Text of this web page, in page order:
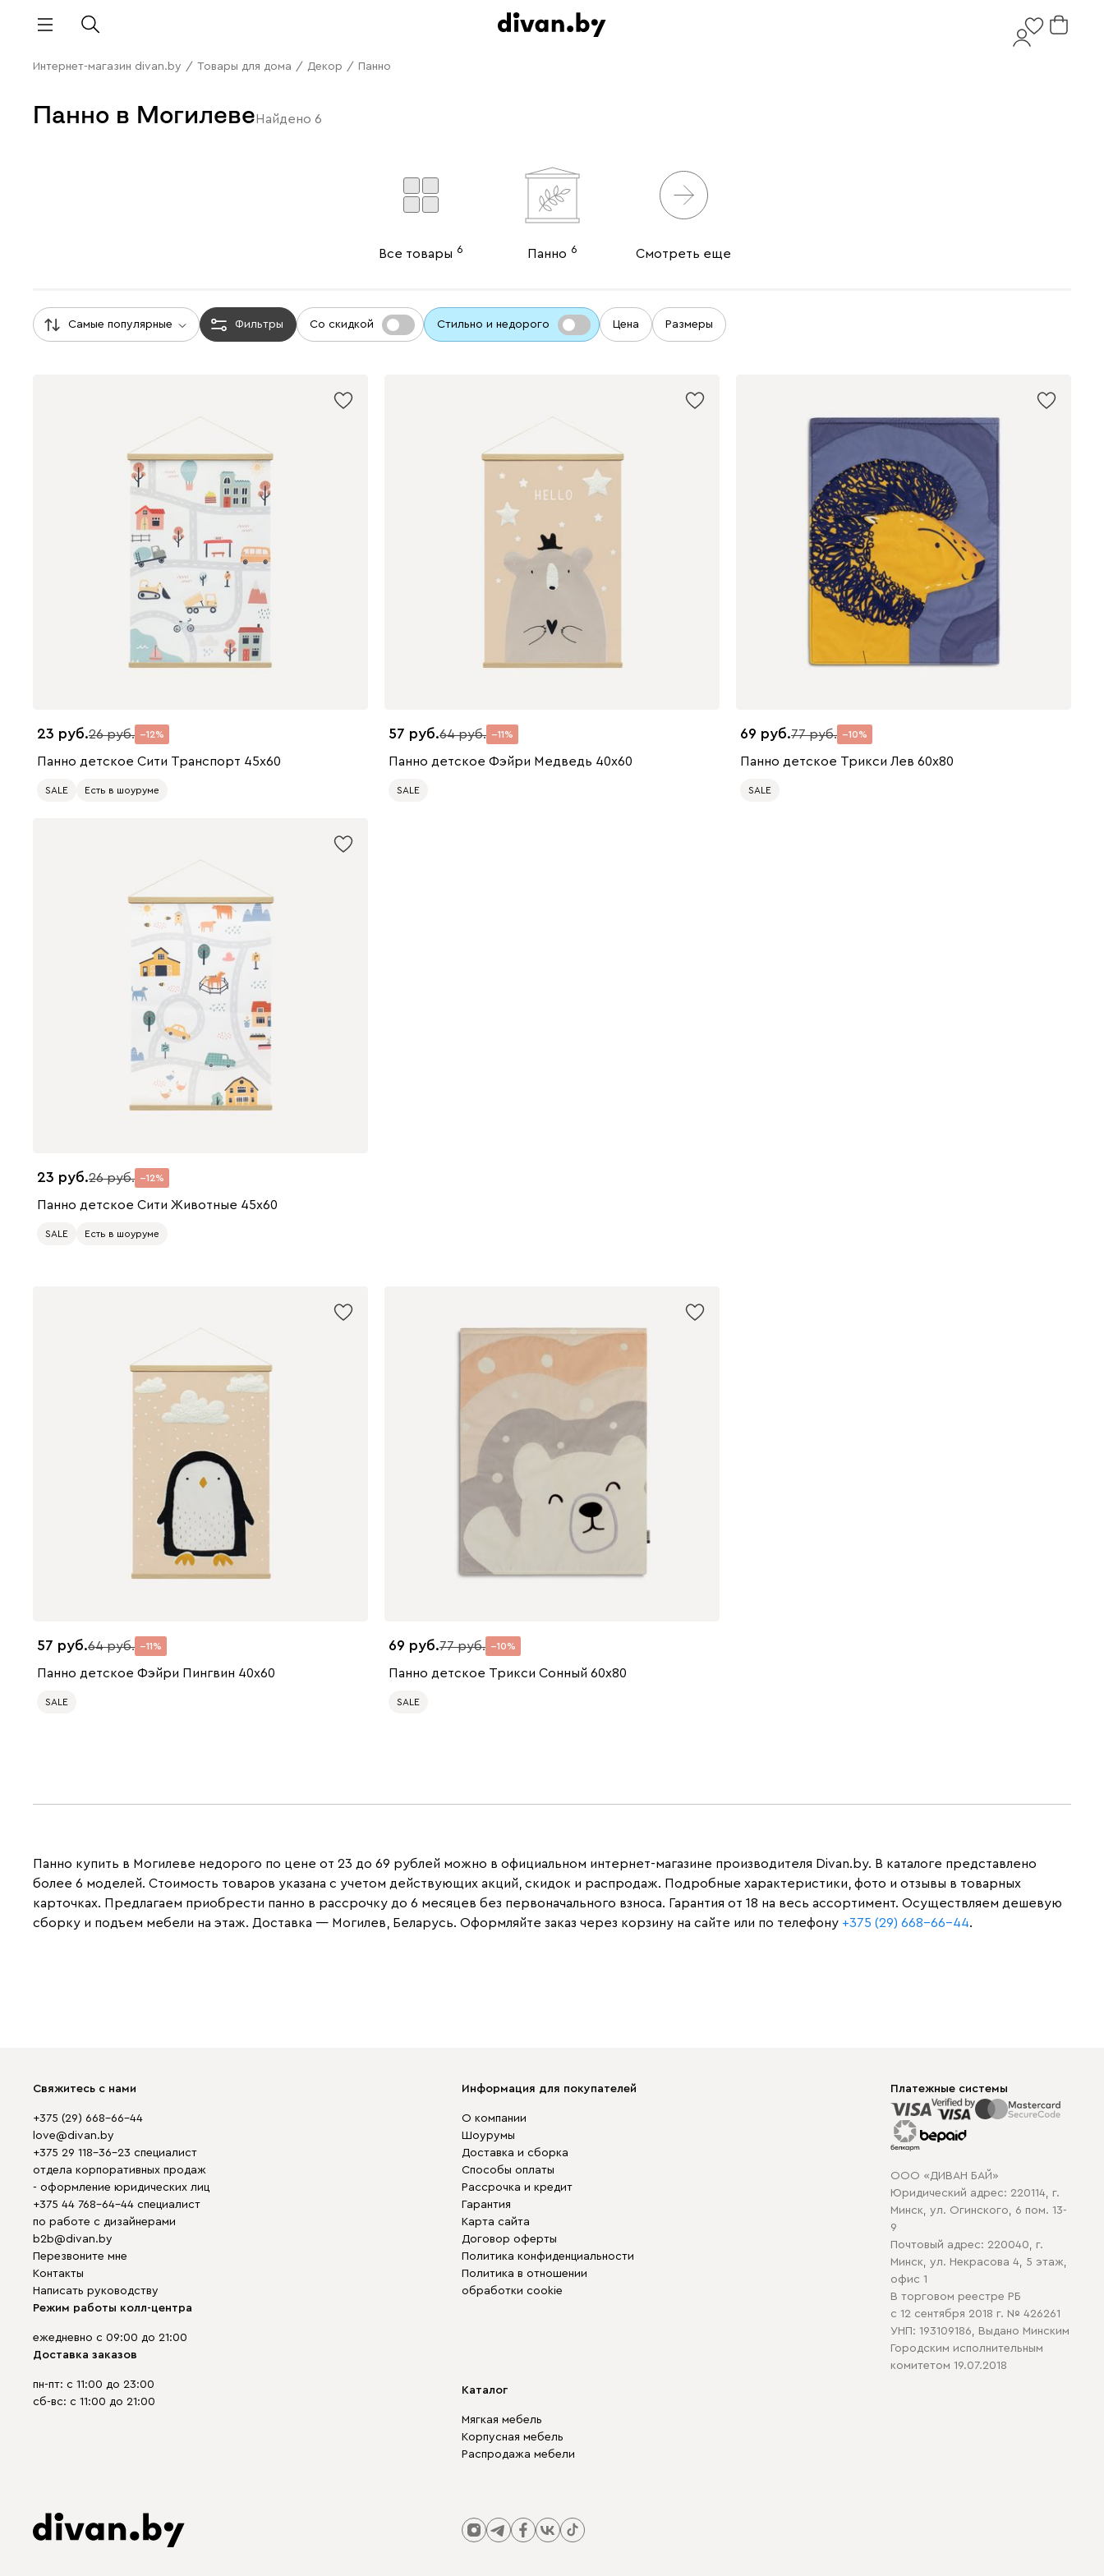
Интернет-магазин divan.by / Товары для дома / Декор / Панно
Панно в Могилеве Найдено 6
Все товары 6 Панно 6 Смотреть еще
Самые популярные Фильтры Со скидкой Стильно и недорого Цена Размеры
23 26 12
Панно детское Сити Транспорт 45x60
SALE Есть в шоуруме
57 64 11
Панно детское Фэйри Медведь 40x60
SALE
69 77 10
Панно детское Трикси Лев 60x80
SALE
23 26 12
Панно детское Сити Животные 45x60
SALE Есть в шоуруме
57 64 11
Панно детское Фэйри Пингвин 40x60
SALE
69 77 10
Панно детское Трикси Сонный 60x80
SALE
Панно купить в Могилеве недорого по цене от 23 до 69 рублей можно в официальном интернет-магазине производителя Divan.by. В каталоге представлено
более 6 моделей. Стоимость товаров указана с учетом действующих акций, скидок и распродаж. Подробные характеристики, фото и отзывы в товарных
карточках. Предлагаем приобрести панно в рассрочку до 6 месяцев без первоначального взноса. Гарантия от 18 на весь ассортимент. Осуществляем дешевую
сборку и подъем мебели на этаж. Доставка — Могилев, Беларусь. Оформляйте заказ через корзину на сайте или по телефону +375 (29) 668-66-44.
Свяжитесь с нами
+375 (29) 668-66-44
love@divan.by
+375 29 118-36-23 специалист
отдела корпоративных продаж
- оформление юридических лиц
+375 44 768-64-44 специалист
по работе с дизайнерами
b2b@divan.by
Перезвоните мне
Контакты
Написать руководству
Режим работы колл-центра
ежедневно с 09:00 до 21:00
Доставка заказов
пн-пт: с 11:00 до 23:00
сб-вс: с 11:00 до 21:00
Информация для покупателей
О компании
Шоурумы
Доставка и сборка
Способы оплаты
Рассрочка и кредит
Гарантия
Карта сайта
Договор оферты
Политика конфиденциальности
Политика в отношении
обработки cookie
Каталог
Мягкая мебель
Корпусная мебель
Распродажа мебели
Платежные системы
ООО «ДИВАН БАЙ»
Юридический адрес: 220114, г.
Минск, ул. Огинского, 6 пом. 13-
9
Почтовый адрес: 220040, г.
Минск, ул. Некрасова 4, 5 этаж,
офис 1
В торговом реестре РБ
с 12 сентября 2018 г. № 426261
УНП: 193109186, Выдано Минским
Городским исполнительным
комитетом 19.07.2018